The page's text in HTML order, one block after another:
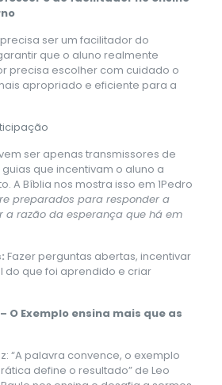
ser um facilitador do
que o aluno realmente
precisa escolher com cuidado o
apropriado e eficiente para a
ser apenas transmissores de
que incentivam o aluno a
A Bíblia nos mostra isso em 1Pedro
preparados para responder a
a razão da esperança que há em
Fazer perguntas abertas, incentivar
do que foi aprendido e criar
O Exemplo ensina mais que as
“A palavra convence, o exemplo
define o resultado” de Leo